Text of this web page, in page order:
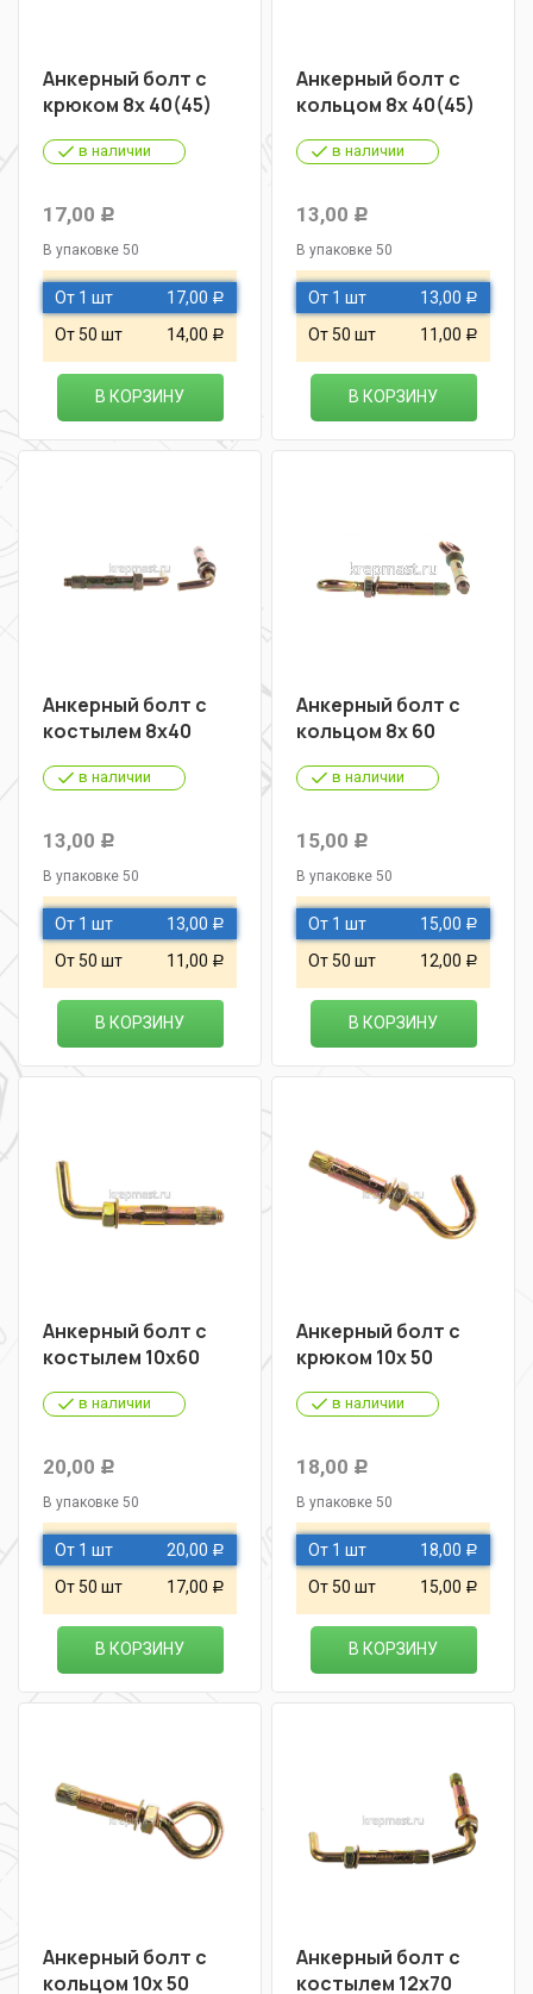
Анкерный болт с
крюком 8х 40(45)
в наличии
17,00 Р
В упаковке 50
От 1 шт 17,00 Р
От 50 шт 14,00 Р
В КОРЗИНУ
Анкерный болт с
кольцом 8х 40(45)
в наличии
13,00 Р
В упаковке 50
От 1 шт 13,00 Р
От 50 шт 11,00 Р
В КОРЗИНУ
Анкерный болт с
костылем 8х40
в наличии
13,00 Р
В упаковке 50
От 1 шт 13,00 Р
От 50 шт 11,00 Р
В КОРЗИНУ
Анкерный болт с
кольцом 8х 60
в наличии
15,00 Р
В упаковке 50
От 1 шт 15,00 Р
От 50 шт 12,00 Р
В КОРЗИНУ
Анкерный болт с
костылем 10х60
в наличии
20,00 Р
В упаковке 50
От 1 шт 20,00 Р
От 50 шт 17,00 Р
В КОРЗИНУ
Анкерный болт с
крюком 10х 50
в наличии
18,00 Р
В упаковке 50
От 1 шт 18,00 Р
От 50 шт 15,00 Р
В КОРЗИНУ
Анкерный болт с
кольцом 10х 50
Анкерный болт с
костылем 12х70